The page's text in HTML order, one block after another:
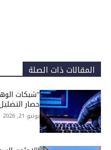
المقالات ذات الصلة
“شبكات
حصار
يونيو 21, 2026